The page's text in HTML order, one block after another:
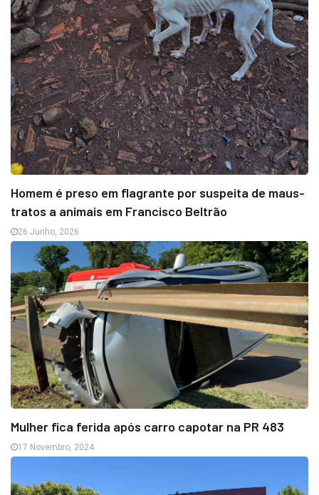
Homem é preso em flagrante por suspeita de maus-
tratos a animais em Francisco Beltrão
26 Junho, 2026
Mulher fica ferida após carro capotar na PR 483
17 Novembro, 2024